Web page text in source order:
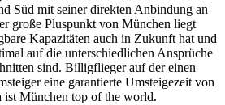
Süd mit seiner direkten Anbindung an
große Pluspunkt von München liegt
Kapazitäten auch in Zukunft hat und
auf die unterschiedlichen Ansprüche
sind. Billigflieger auf der einen
eine garantierte Umsteigezeit von
München top of the world.